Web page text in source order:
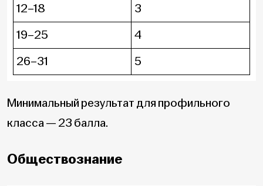
12–18
3
19–25
4
26–31
5
Минимальный результат для профильного
класса — 23 балла.
Обществознание